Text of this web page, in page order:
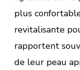
plus
revitalisante
rapportent
de leur peau